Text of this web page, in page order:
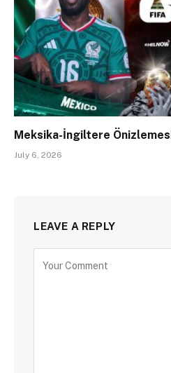
Meksika-İngiltere
July 6, 2026
LEAVE A REPLY